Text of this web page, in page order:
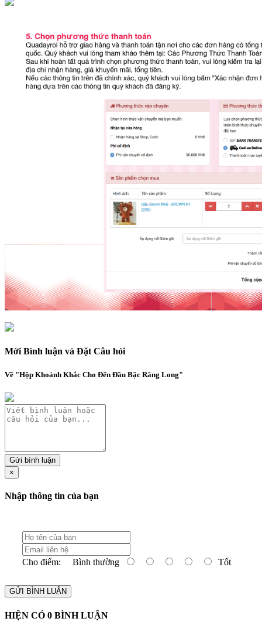
Mời Bình luận và Đặt Câu hỏi
Về "Hộp Khoảnh Khắc Cho Đến Đầu Bặc Răng Long"
Gửi bình luận
×
Nhập thông tin của bạn
Cho điểm: Bình thường Tốt
GỬI BÌNH LUẬN
HIỆN CÓ 0 BÌNH LUẬN